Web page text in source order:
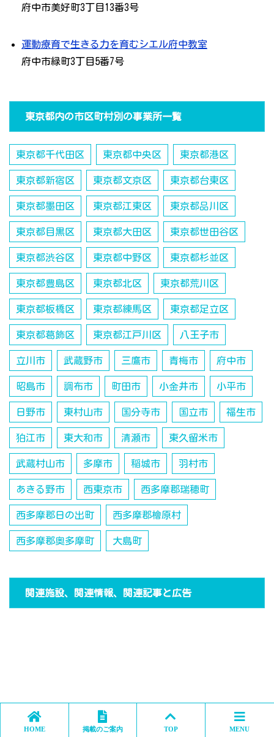
府中市美好町3丁目13番3号
運動療育で生きる力を育むシエル府中教室
府中市緑町3丁目5番7号
東京都内の市区町村別の事業所一覧
東京都千代田区 東京都中央区 東京都港区
東京都新宿区 東京都文京区 東京都台東区
東京都墨田区 東京都江東区 東京都品川区
東京都目黒区 東京都大田区 東京都世田谷区
東京都渋谷区 東京都中野区 東京都杉並区
東京都豊島区 東京都北区 東京都荒川区
東京都板橋区 東京都練馬区 東京都足立区
東京都葛飾区 東京都江戸川区 八王子市
立川市 武蔵野市 三鷹市 青梅市 府中市
昭島市 調布市 町田市 小金井市 小平市
日野市 東村山市 国分寺市 国立市 福生市
狛江市 東大和市 清瀬市 東久留米市
武蔵村山市 多摩市 稲城市 羽村市
あきる野市 西東京市 西多摩郡瑞穂町
西多摩郡日の出町 西多摩郡檜原村
西多摩郡奥多摩町 大島町
関連施設、関連情報、関連記事と広告
HOME 掲載のご案内 TOP MENU